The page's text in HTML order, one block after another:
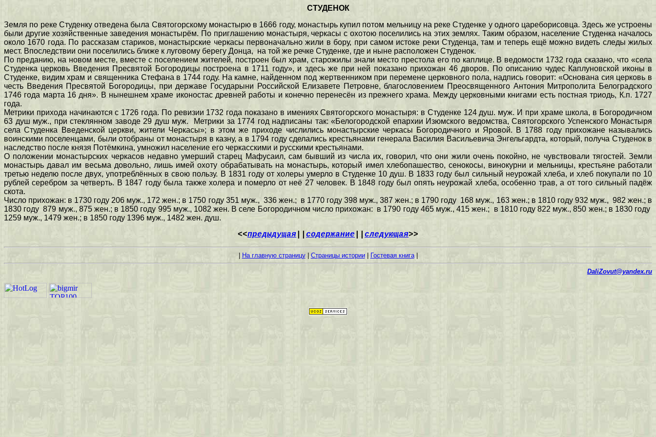
СТУДЕНОК
Земля по реке Студенку отведена была Святогорскому монастырю в 1666 году, монастырь купил потом мельницу на реке Студенке у одного цареборисовца. Здесь же устроены
были другие хозяйственные заведения монастырём. По приглашению монастыря, черкасы с охотою поселились на этих землях. Таким образом, население Студенка началось
около 1670 года. По рассказам стариков, монастырские черкасы первоначально жили в бору, при самом истоке реки Студенца, там и теперь ещё можно видеть следы жилых
мест. Впоследствии они поселились ближе к луговому берегу Донца, на той же речке Студенке, где и ныне расположен Студенок.
По преданию, на новом месте, вместе с поселением жителей, построен был храм, старожилы знали место престола его по каплице. В ведомости 1732 года сказано, что «села
Студенка церковь Введения Пресвятой Богородицы построена в 1711 году», и здесь же при ней показано прихожан 46 дворов. По описанию чудес Каплуновской иконы в
Студенке, видим храм и священника Стефана в 1744 году. На камне, найденном под жертвенником при перемене церковного пола, надпись говорит: «Основана сия церковь в
честь Введения Пресвятой Богородицы, при державе Государыни Российской Елизавете Петровне, благословением Преосвященного Антония Митрополита Белоградского
1746 года марта 16 дня». В нынешнем храме иконостас древней работы и конечно перенесён из прежнего храма. Между церковными книгами есть постная триодь, К.п. 1727
года.
Метрики прихода начинаются с 1726 года. По ревизии 1732 года показано в имениях Святогорского монастыря: в Студенке 124 душ. муж. И при храме школа, в Богородичном
63 душ муж., при стеклянном заводе 29 душ муж. Метрики за 1774 год надписаны так: «Белогородской епархии Изюмского ведомства, Святогорского Успенского Монастыря
села Студенка Введенской церкви, жители Черкасы»; в этом же приходе числились монастырские черкасы Богородичного и Яровой. В 1788 году прихожане назывались
воинскими поселенцами, были отобраны от монастыря в казну, а в 1794 году сделались крестьянами генерала Василия Васильевича Энгельгардта, который, получа Студенок в
наследство после князя Потёмкина, умножил население его черкасскими и русскими крестьянами.
О положении монастырских черкасов недавно умерший старец Мафусаил, сам бывший из числа их, говорил, что они жили очень покойно, не чувствовали тягостей. Земли
монастырь давал им весьма довольно, лишь имей охоту обрабатывать на монастырь, который имел хлебопашество, сенокосы, винокурни и мельницы, крестьяне работали
третью неделю после двух, употреблённых в свою пользу. В 1831 году от холеры умерло в Студенке 10 душ. В 1833 году был сильный неурожай хлеба, и хлеб покупали по 10
рублей серебром за четверть. В 1847 году была также холера и померло от неё 27 человек. В 1848 году был опять неурожай хлеба, особенно трав, а от того сильный падёж
скота.
Число прихожан: в 1730 году 206 муж., 172 жен.; в 1750 году 351 муж., 336 жен.; в 1770 году 398 муж., 387 жен.; в 1790 году 168 муж., 163 жен.; в 1810 году 932 муж., 982 жен.; в
1830 году 879 муж., 875 жен.; в 1850 году 995 муж., 1082 жен. В селе Богородичном число прихожан: в 1790 году 465 муж., 415 жен.; в 1810 году 822 муж., 850 жен.; в 1830 году
1259 муж., 1479 жен.; в 1850 году 1396 муж., 1482 жен. душ.
<<предыдущая содержание следующая>>
На главную страницу| Страницы истории| Гостевая книга|
DaliZovut@yandex.ru